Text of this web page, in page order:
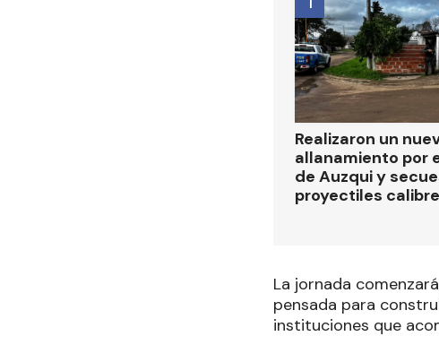
Realizaron un
allanamiento por
de Auzqui y
proyectiles
La jornada
pensada para
instituciones que